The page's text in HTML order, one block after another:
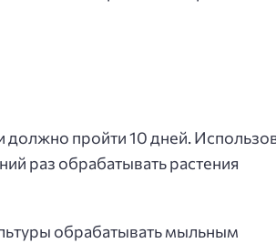
пройти 10 дней.
раз обрабатывать растения
обрабатывать мыльным